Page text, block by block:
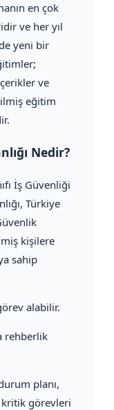
en çok
ve her yıl
yeni bir
ve
eğitim
Nedir?
İş Güvenliği
Türkiye
kişilere
sahip
alabilir.
rehberlik
planı,
kritik görevleri